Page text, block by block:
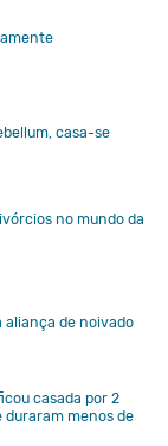
casa-se
no mundo da
aliança de noivado
casada por 2
duraram menos de